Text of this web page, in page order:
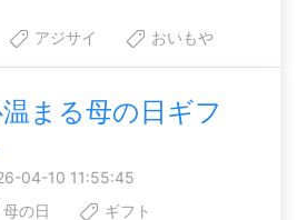
アジサイ おいもや
まる母の日ギフ
04-10 11:55:45
母の日 ギフト